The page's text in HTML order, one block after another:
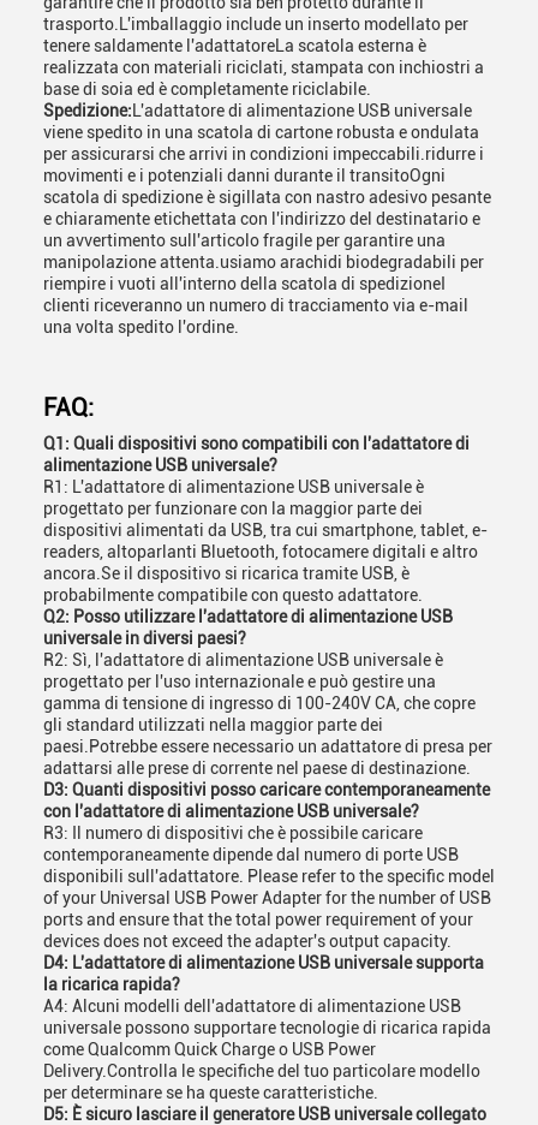
trasporto.L'imballaggio include un inserto modellato per
tenere saldamente l'adattatoreLa scatola esterna è
realizzata con materiali riciclati, stampata con inchiostri a
base di soia ed è completamente riciclabile.
Spedizione: L'adattatore di alimentazione USB universale
viene spedito in una scatola di cartone robusta e ondulata
per assicurarsi che arrivi in condizioni impeccabili.ridurre i
movimenti e i potenziali danni durante il transitoOgni
scatola di spedizione è sigillata con nastro adesivo pesante
e chiaramente etichettata con l'indirizzo del destinatario e
un avvertimento sull'articolo fragile per garantire una
manipolazione attenta.usiamo arachidi biodegradabili per
riempire i vuoti all'interno della scatola di spedizioneI
clienti riceveranno un numero di tracciamento via e-mail
una volta spedito l'ordine.
FAQ:
Q1: Quali dispositivi sono compatibili con l'adattatore di
alimentazione USB universale?
R1: L'adattatore di alimentazione USB universale è
progettato per funzionare con la maggior parte dei
dispositivi alimentati da USB, tra cui smartphone, tablet, e-
readers, altoparlanti Bluetooth, fotocamere digitali e altro
ancora.Se il dispositivo si ricarica tramite USB, è
probabilmente compatibile con questo adattatore.
Q2: Posso utilizzare l'adattatore di alimentazione USB
universale in diversi paesi?
R2: Sì, l'adattatore di alimentazione USB universale è
progettato per l'uso internazionale e può gestire una
gamma di tensione di ingresso di 100-240V CA, che copre
gli standard utilizzati nella maggior parte dei
paesi.Potrebbe essere necessario un adattatore di presa per
adattarsi alle prese di corrente nel paese di destinazione.
D3: Quanti dispositivi posso caricare contemporaneamente
con l'adattatore di alimentazione USB universale?
R3: Il numero di dispositivi che è possibile caricare
contemporaneamente dipende dal numero di porte USB
disponibili sull'adattatore. Please refer to the specific model
of your Universal USB Power Adapter for the number of USB
ports and ensure that the total power requirement of your
devices does not exceed the adapter's output capacity.
D4: L'adattatore di alimentazione USB universale supporta
la ricarica rapida?
A4: Alcuni modelli dell'adattatore di alimentazione USB
universale possono supportare tecnologie di ricarica rapida
come Qualcomm Quick Charge o USB Power
Delivery.Controlla le specifiche del tuo particolare modello
per determinare se ha queste caratteristiche.
D5: È sicuro lasciare il generatore USB universale collegato